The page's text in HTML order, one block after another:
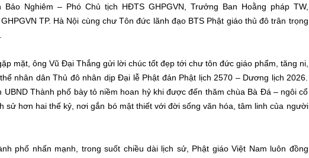
Bảo Nghiêm – Phó Chủ tịch HĐTS GHPGVN, Trưởng Ban Hoằng pháp TW,
TP. Hà Nội cùng chư Tôn đức lãnh đạo BTS Phật giáo thủ đô trân trọng
mặt, ông Vũ Đại Thắng gửi lời chúc tốt đẹp tới chư tôn đức giáo phẩm, tăng ni,
nhân dân Thủ đô nhân dịp Đại lễ Phật đản Phật lịch 2570 – Dương lịch 2026.
UBND Thành phố bày tỏ niềm hoan hỷ khi được đến thăm chùa Bà Đá – ngôi cổ
sử hơn hai thế kỷ, nơi gắn bó mật thiết với đời sống văn hóa, tâm linh của người
phố nhấn mạnh, trong suốt chiều dài lịch sử, Phật giáo Việt Nam luôn đồng